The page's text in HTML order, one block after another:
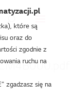
które są
oraz do
zgodnie z
ruchu na
zgadzasz się na